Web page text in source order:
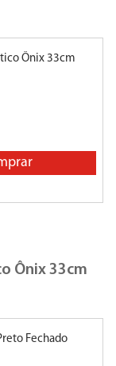
Ônix 33cm
Ônix 33cm
Fechado